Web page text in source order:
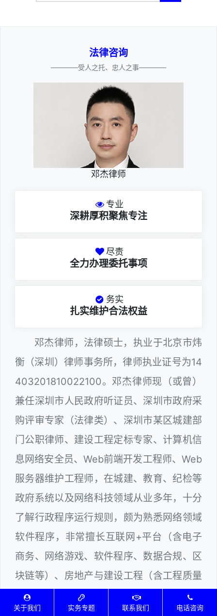
法律咨询
————受人之托、忠人之事————
邓杰律师
专业
深耕厚积聚焦专注
尽责
全力办理委托事项
务实
扎实维护合法权益
邓杰律师，法律硕士，执业于北京市炜
衡（深圳）律师事务所，律师执业证号为14
403201810022100。邓杰律师现（或曾）
兼任深圳市人民政府听证员、深圳市政府采
购评审专家（法律类）、深圳市某区城建部
门公职律师、建设工程定标专家、计算机信
息网络安全员、Web前端开发工程师、Web
服务器维护工程师，在城建、教育、纪检等
政府系统以及网络科技领域从业多年，十分
了解行政程序运行规则，颇为熟悉网络领域
软件程序，非常擅长互联网+平台（含电子
商务、网络游戏、软件程序、数据合规、区
块链等）、房地产与建设工程（含工程质量
与结算、房屋买卖与租赁、征地拆迁赔偿、
关于我们 实务专题 联系我们 电话咨询